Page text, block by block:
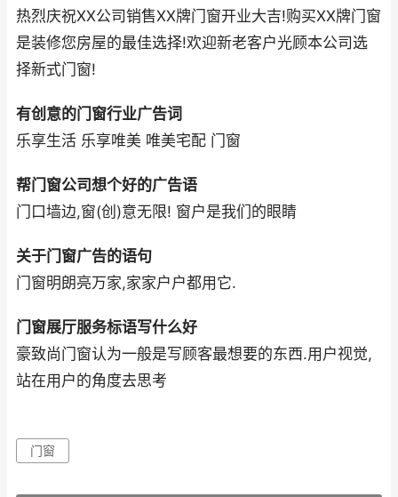
热烈庆祝XX公司销售XX牌门窗开业大吉!购买XX牌门窗
是装修您房屋的最佳选择!欢迎新老客户光顾本公司选
择新式门窗!
有创意的门窗行业广告词
乐享生活 乐享唯美 唯美宅配 门窗
帮门窗公司想个好的广告语
门口墙边,窗(创)意无限! 窗户是我们的眼睛
关于门窗广告的语句
门窗明朗亮万家,家家户户都用它.
门窗展厅服务标语写什么好
豪致尚门窗认为一般是写顾客最想要的东西.用户视觉,
站在用户的角度去思考
门窗